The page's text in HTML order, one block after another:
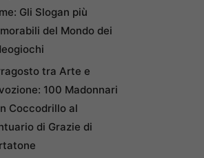
Gli Slogan più
del Mondo dei
tra Arte e
100 Madonnari
Coccodrillo al
di Grazie di